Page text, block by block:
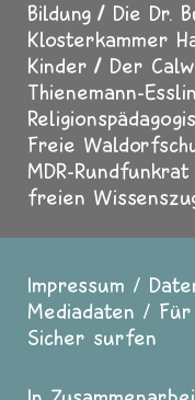
Bildung
Die Dr.
Klosterkammer
Kinder
Der
Thienemann-
Freie
MDR-Rundfunkrat
freien
Fußzeile
Impressum
Mediadaten
Sicher surfen